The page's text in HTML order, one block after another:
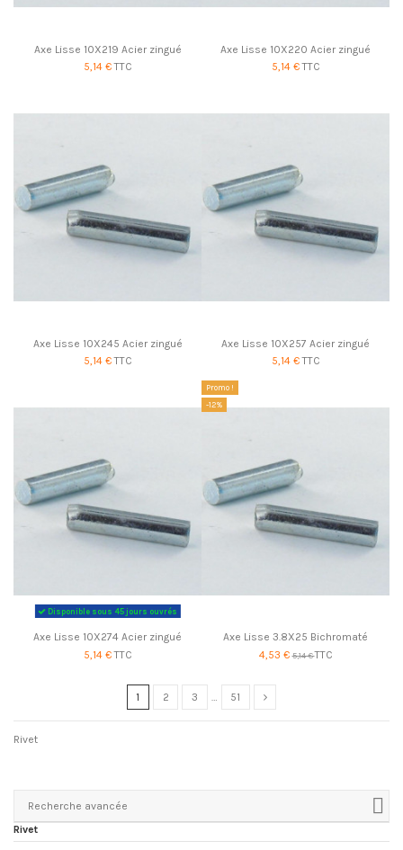
Axe Lisse 10X219 Acier zingué
5,14 €TTC
Axe Lisse 10X220 Acier zingué
5,14 €TTC
Axe Lisse 10X245 Acier zingué
5,14 €TTC
Axe Lisse 10X257 Acier zingué
5,14 €TTC
Disponible sous 45 jours ouvrés
Axe Lisse 10X274 Acier zingué
5,14 €TTC
Promo !
-12%
Axe Lisse 3.8X25 Bichromaté
4,53 €5,14 €TTC
1 2 3 … 51
Rivet
Recherche avancée
Rivet